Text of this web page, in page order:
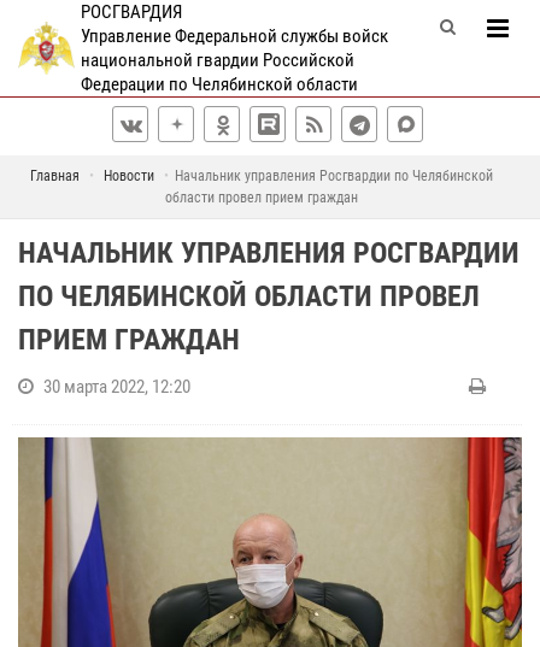
РОСГВАРДИЯ
Управление Федеральной службы войск
национальной гвардии Российской
Федерации по Челябинской области
Главная Новости
Начальник управления Росгвардии по Челябинской
области провел прием граждан
НАЧАЛЬНИК УПРАВЛЕНИЯ РОСГВАРДИИ
ПО ЧЕЛЯБИНСКОЙ ОБЛАСТИ ПРОВЕЛ
ПРИЕМ ГРАЖДАН
30 марта 2022, 12:20